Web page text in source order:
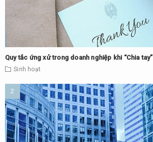
Quy tắc ứng xử trong doanh nghiệp khi “Chia tay”
Sinh hoạt